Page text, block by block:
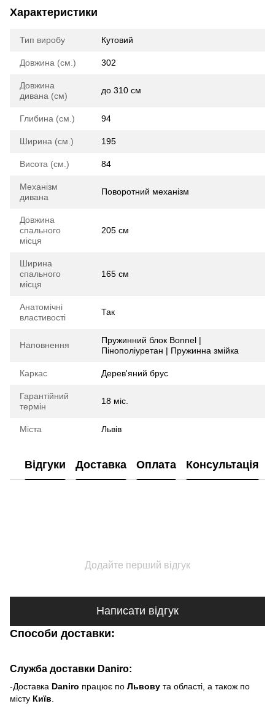
Характеристики
Тип виробу Кутовий
Довжина (см.) 302
Довжина
дивана (см)
до 310 см
Глибина (см.) 94
Ширина (см.) 195
Висота (см.) 84
Механізм
дивана
Поворотний механізм
Довжина
спального
місця
205 см
Ширина
спального
місця
165 см
Анатомічні
властивості
Так
Наповнення
Пружинний блок Bonnel |
Пінополіуретан | Пружинна змійка
Каркас Дерев'яний брус
Гарантійний
термін
18 міс.
Міста Львів
Відгуки Доставка Оплата Консультація
Додайте перший відгук
Написати відгук
Способи доставки:
Служба доставки Daniro:
-Доставка Daniro працює по Львову та області, а також по
місту Київ